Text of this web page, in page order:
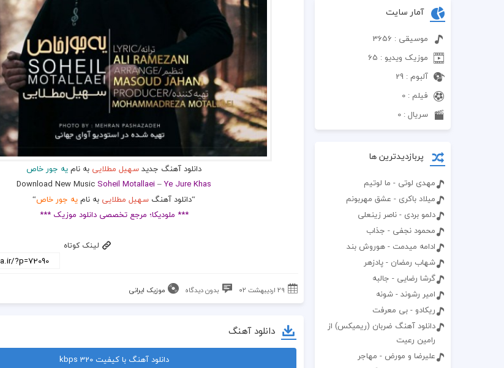
آمار سایت
موسیقی : 3656
موزیک ویدیو : 65
آلبوم : 29
فیلم : 0
سریال : 0
پربازدیدترین ها
مهدی لوتی - ما لوتیم
میلاد باکری - عشق مهربونم
دلمو بردی - ناصر زینعلی
محمود نجفی - جذاب
ادامه میدمت - هوروش بند
شهاب رمضان - پادزهر
گرشا رضایی - جالبه
امیر رشوند - شونه
ریکادو - بی معرفت
دانلود آهنگ ضربان (ریمیکس) از
رامین رعیت
علیرضا و مورض - مهاجر
دانلود آهنگ جدیدسهیل مطلایی به نامیه جور خاص
Download New MusicSoheil Motallaei–Ye Jure Khas
“دانلود آهنگ سهیل مطلایی به نامیه جور خاص“
*** ملودیکا؛ مرجع تخصصی دانلود موزیک ***
لینک کوتاه
۲۹ اردیبهشت ۰۲ بدون دیدگاه موزیک ایرانی
دانلود آهنگ
دانلود آهنگ با کیفیت 320 kbps